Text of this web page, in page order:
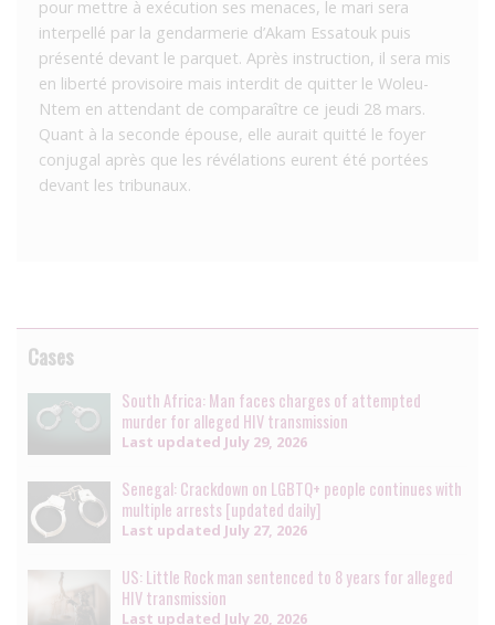
pour mettre à exécution ses menaces, le mari sera
interpellé par la gendarmerie d’Akam Essatouk puis
présenté devant le parquet. Après instruction, il sera mis
en liberté provisoire mais interdit de quitter le Woleu-
Ntem en attendant de comparaître ce jeudi 28 mars.
Quant à la seconde épouse, elle aurait quitté le foyer
conjugal après que les révélations eurent été portées
devant les tribunaux.
Cases
South Africa: Man faces charges of attempted
murder for alleged HIV transmission
Last updated July 29, 2026
Senegal: Crackdown on LGBTQ+ people continues with
multiple arrests [updated daily]
Last updated July 27, 2026
US: Little Rock man sentenced to 8 years for alleged
HIV transmission
Last updated July 20, 2026